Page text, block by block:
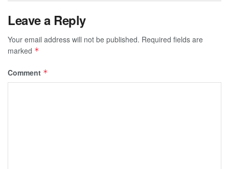
Leave a Reply
Your email address will not be published. Required fields are
marked *
Comment *